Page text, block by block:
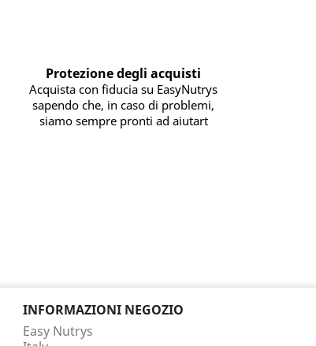
Protezione degli acquisti
Acquista con fiducia su EasyNutrys
sapendo che, in caso di problemi,
siamo sempre pronti ad aiutart
INFORMAZIONI NEGOZIO
Easy Nutrys